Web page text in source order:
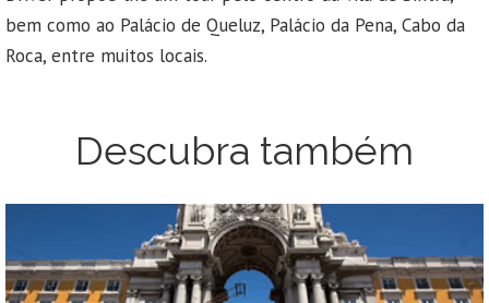
bem como ao Palácio de Queluz, Palácio da Pena, Cabo da
Roca, entre muitos locais.
Descubra também